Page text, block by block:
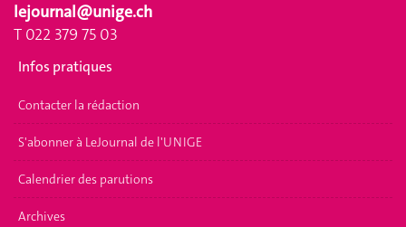
lejournal@unige.ch
T 022 379 75 03
Infos pratiques
Contacter la rédaction
S'abonner à LeJournal de l'UNIGE
Calendrier des parutions
Archives